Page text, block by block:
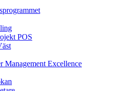
POS
Management Excellence